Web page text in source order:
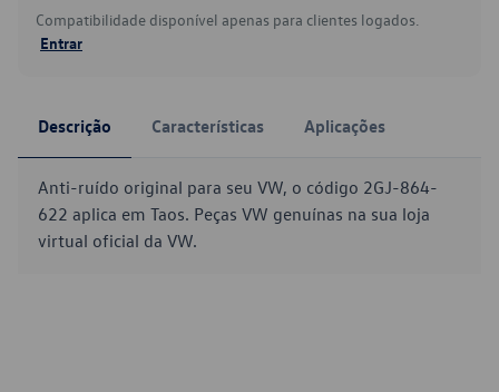
Compatibilidade disponível apenas para clientes logados.
Entrar
Descrição Características Aplicações
Anti-ruído original para seu VW, o código 2GJ-864-
622 aplica em Taos. Peças VW genuínas na sua loja
virtual oficial da VW.